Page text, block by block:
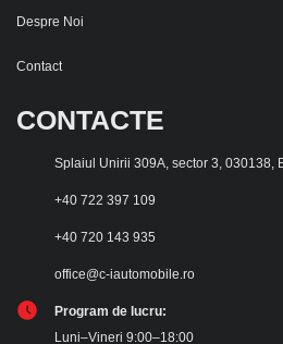
Despre Noi
Contact
CONTACTE
Splaiul Unirii 309A, sector 3, 030138,
+40 722 397 109
+40 720 143 935
office@c-iautomobile.ro
Program de lucru:
Luni–Vineri 9:00–18:00